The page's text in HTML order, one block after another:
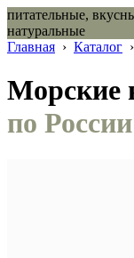
питательные,
натуральные
Главная › Каталог ›
Морские
по России